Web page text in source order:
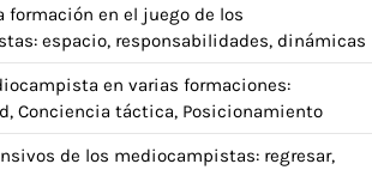
formación en el juego de los
espacio, responsabilidades, dinámicas
en varias formaciones:
Conciencia táctica, Posicionamiento
de los mediocampistas: regresar,